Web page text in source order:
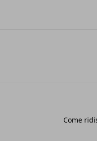
Come